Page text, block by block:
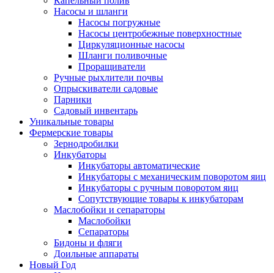
Насосы и шланги
Насосы погружные
Насосы центробежные поверхностные
Циркуляционные насосы
Шланги поливочные
Проращиватели
Ручные рыхлители почвы
Опрыскиватели садовые
Парники
Садовый инвентарь
Уникальные товары
Фермерские товары
Зернодробилки
Инкубаторы
Инкубаторы автоматические
Инкубаторы с механическим поворотом яиц
Инкубаторы с ручным поворотом яиц
Сопутствующие товары к инкубаторам
Маслобойки и сепараторы
Маслобойки
Сепараторы
Бидоны и фляги
Доильные аппараты
Новый Год